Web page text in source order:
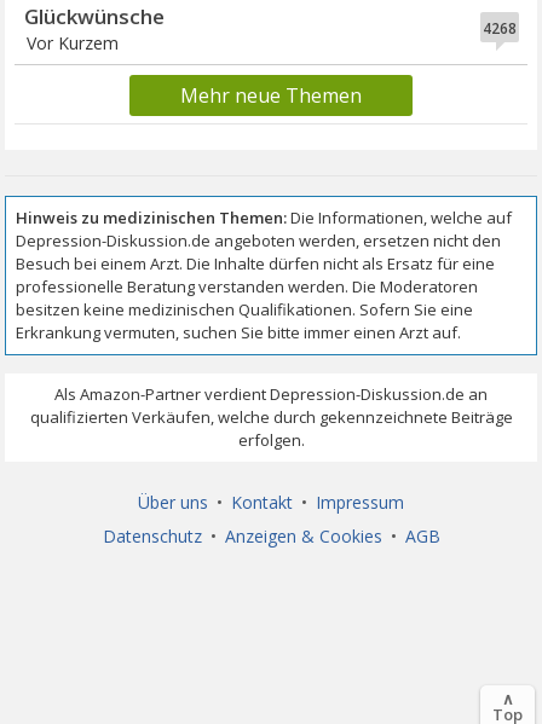
4268
Glückwünsche
Vor Kurzem
Mehr neue Themen
Über uns • Kontakt • Impressum
Datenschutz • Anzeigen & Cookies • AGB
∧
Top